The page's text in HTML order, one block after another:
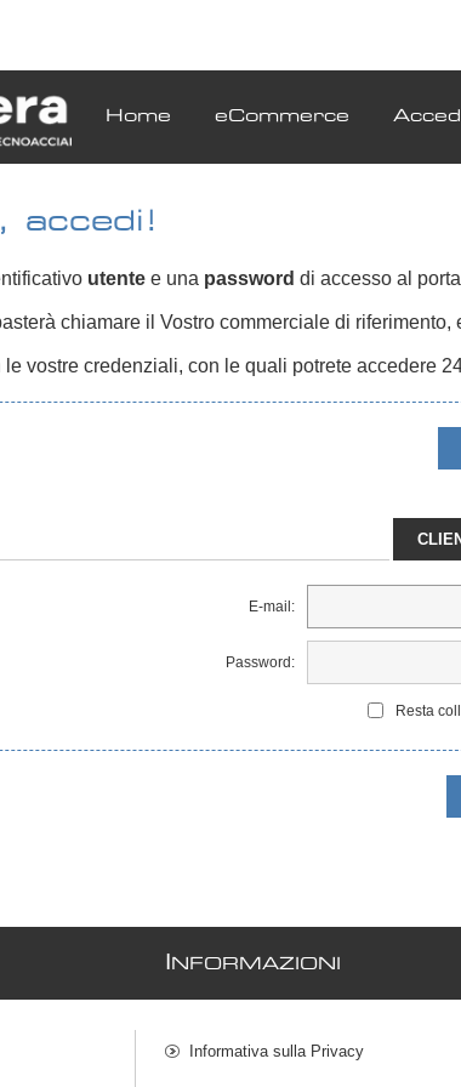
Home eCommerce
accedi!
utente e una password di accesso al
chiamare il Vostro commerciale di
vostre credenziali, con le quali potrete accedere
E-mail:
Password:
Resta
NFORMAZIONI
Informativa sulla Privacy